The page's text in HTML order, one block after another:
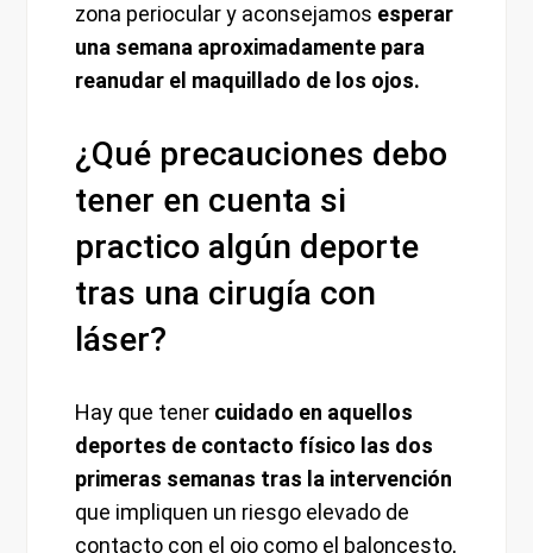
zona periocular y aconsejamos esperar
una semana aproximadamente para
reanudar el maquillado de los ojos.
¿Qué precauciones debo
tener en cuenta si
practico algún deporte
tras una cirugía con
láser?
Hay que tener cuidado en aquellos
deportes de contacto físico las dos
primeras semanas tras la intervención
que impliquen un riesgo elevado de
contacto con el ojo como el baloncesto,